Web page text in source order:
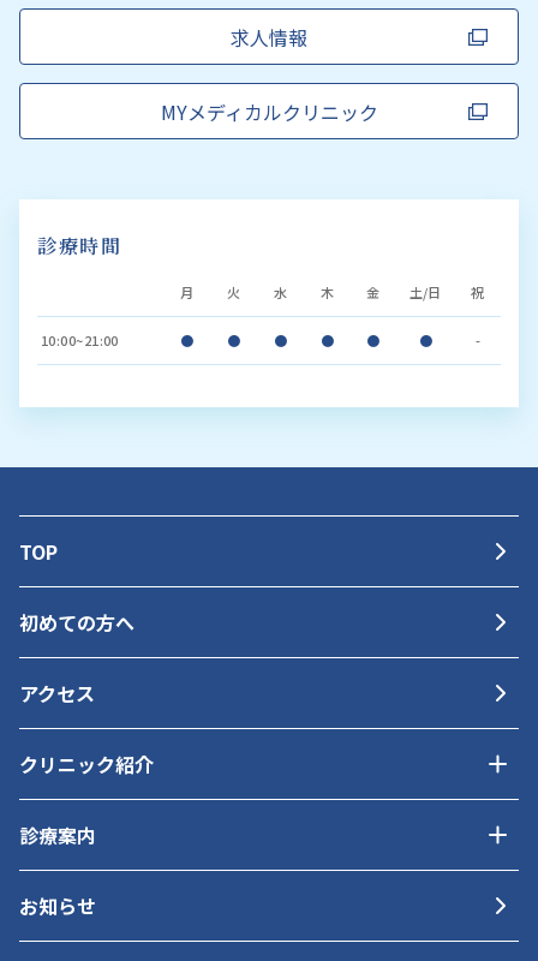
求人情報
MYメディカルクリニック
診療時間
月 火 水 木 金 土/日 祝
10:00~21:00 ● ● ● ● ● ● -
TOP
初めての方へ
アクセス
クリニック紹介
診療案内
お知らせ